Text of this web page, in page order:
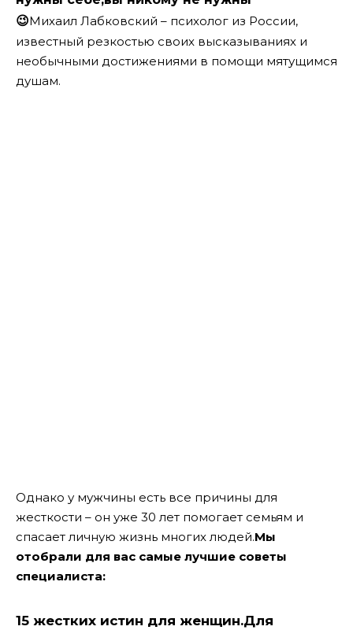
😉Михаил Лабковский – психолог из России,
известный резкостью своих высказываниях и
необычными достижениями в помощи мятущимся
душам.
Однако у мужчины есть все причины для
жесткости – он уже 30 лет помогает семьям и
спасает личную жизнь многих людей.Мы
отобрали для вас самые лучшие советы
специалиста:
15 жестких истин для женщин.Для